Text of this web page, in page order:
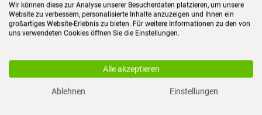
Gewicht: 15,25 kg
Lieferumfang:
Ersatzakku für APC
USV,
(Deutschland) zur
Entsorgung des
Wir können diese zur Analyse unserer Besucherdaten platzieren, um unsere
Website zu verbessern, personalisierte Inhalte anzuzeigen und Ihnen ein
großartiges Website-Erlebnis zu bieten. Für weitere Informationen zu den von
uns verwendeten Cookies öffnen Sie die Einstellungen.
Alle akzeptieren
Ablehnen Einstellungen